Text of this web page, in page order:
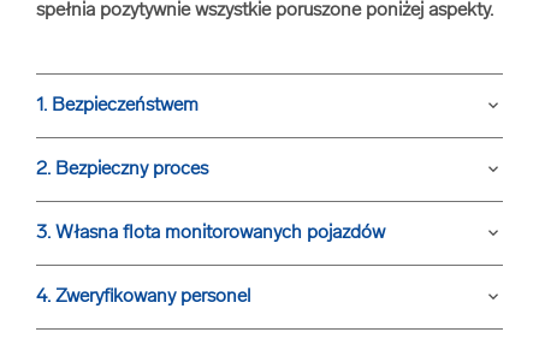
spełnia pozytywnie wszystkie poruszone poniżej aspekty.
1. Bezpieczeństwem keyboard_arrow_down
2. Bezpieczny proces keyboard_arrow_down
3. Własna flota monitorowanych pojazdów keyboard_arrow_down
4. Zweryfikowany personel keyboard_arrow_down